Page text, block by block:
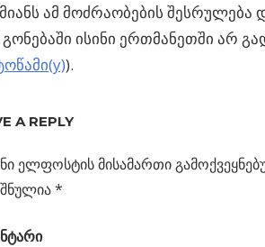
ამ მოძრაობების
ისინი ერთმანეთში არ
).
A REPLY
ელფოსტის მისამართი
*